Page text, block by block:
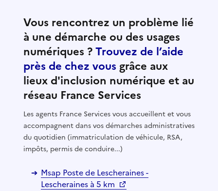
Vous rencontrez un problème lié
à une démarche ou des usages
numériques ?Trouvez de l’aide
près de chez vous grâce aux
lieux d'inclusion numérique et au
réseau France Services
Les agents France Services vous accueillent et vous
accompagnent dans vos démarches administratives
du quotidien (immatriculation de véhicule, RSA,
impôts, permis de conduire...)
Msap Poste de Lescheraines -
Lescheraines à 5 km